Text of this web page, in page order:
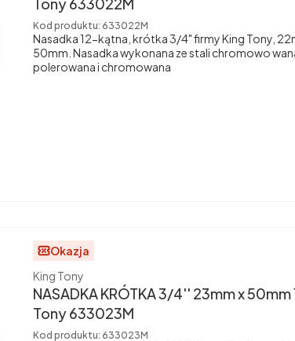
Kod produktu: 633022M
Nasadka 12-kątna, krótka 3/4" firmy King Tony,
50mm. Nasadka wykonana ze stali chromowo
polerowana i chromowana
Okazja
Producent
King Tony
NASADKA KRÓTKA 3/4'' 23mm x
Tony 633023M
Kod produktu: 633023M